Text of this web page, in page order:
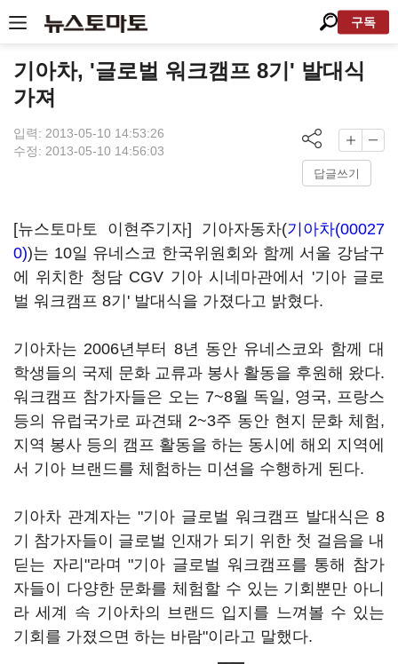
구독
기아차, '글로벌 워크캠프 8기' 발대식
가져
입력: 2013-05-10 14:53:26
수정: 2013-05-10 14:56:03
답글쓰기
[뉴스토마토 이현주기자] 기아자동차(기아차(00027
0))는 10일 유네스코 한국위원회와 함께 서울 강남구
에 위치한 청담 CGV 기아 시네마관에서 '기아 글로
벌 워크캠프 8기' 발대식을 가졌다고 밝혔다.
기아차는 2006년부터 8년 동안 유네스코와 함께 대
학생들의 국제 문화 교류과 봉사 활동을 후원해 왔다.
워크캠프 참가자들은 오는 7~8월 독일, 영국, 프랑스
등의 유럽국가로 파견돼 2~3주 동안 현지 문화 체험,
지역 봉사 등의 캠프 활동을 하는 동시에 해외 지역에
서 기아 브랜드를 체험하는 미션을 수행하게 된다.
기아차 관계자는 "기아 글로벌 워크캠프 발대식은 8
기 참가자들이 글로벌 인재가 되기 위한 첫 걸음을 내
딛는 자리"라며 "기아 글로벌 워크캠프를 통해 참가
자들이 다양한 문화를 체험할 수 있는 기회뿐만 아니
라 세계 속 기아차의 브랜드 입지를 느껴볼 수 있는
기회를 가졌으면 하는 바람"이라고 말했다.